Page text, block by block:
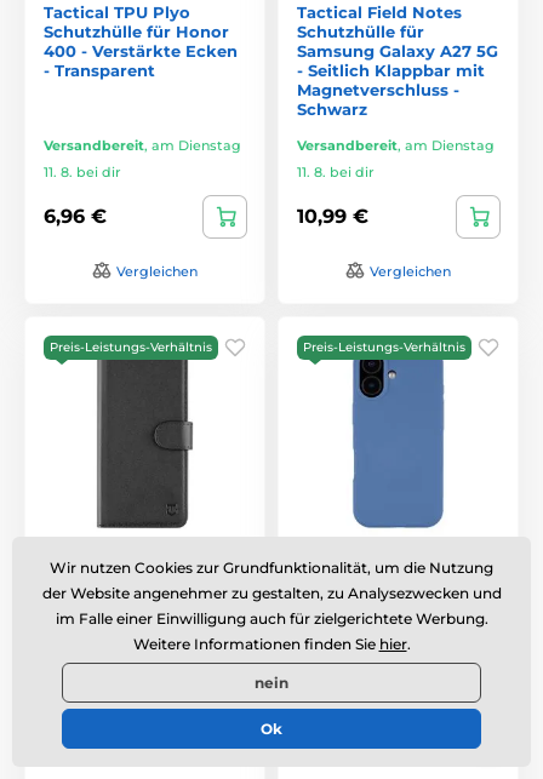
Tactical TPU Plyo
Schutzhülle für Honor
400 - Verstärkte Ecken
- Transparent
Versandbereit, am Dienstag
11. 8. bei dir
6,96 €
Vergleichen
Tactical Field Notes
Schutzhülle für
Samsung Galaxy A27 5G
- Seitlich Klappbar mit
Magnetverschluss -
Schwarz
Versandbereit, am Dienstag
11. 8. bei dir
10,99 €
Vergleichen
Preis-Leistungs-Verhältnis
Hülle für Xiaomi 15T Pro
- Magnetische
Klapphülle mit
Kartenfach - Schwarz
Versandbereit,am Dienstag
11. 8. bei dir
9,69 €
Preis-Leistungs-Verhältnis
Velvet Smoothie Case
für iPhone 17 - MagSafe
kompatibel - Blau
Versandbereit,am Dienstag
Wir nutzen Cookies zur Grundfunktionalität, um die Nutzung
der Website angenehmer zu gestalten, zu Analysezwecken und
im Falle einer Einwilligung auch für zielgerichtete Werbung.
Weitere Informationen finden Sie hier.
nein
Ok